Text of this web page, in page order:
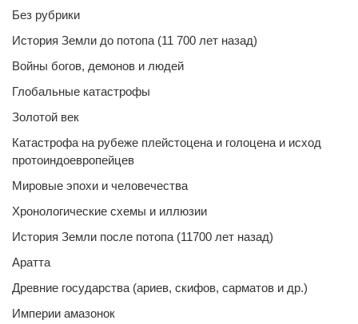
Без рубрики
История Земли до потопа (11 700 лет назад)
Войны богов, демонов и людей
Глобальные катастрофы
Золотой век
Катастрофа на рубеже плейстоцена и голоцена и исход
протоиндоевропейцев
Мировые эпохи и человечества
Хронологические схемы и иллюзии
История Земли после потопа (11700 лет назад)
Аратта
Древние государства (ариев, скифов, сарматов и др.)
Империи амазонок